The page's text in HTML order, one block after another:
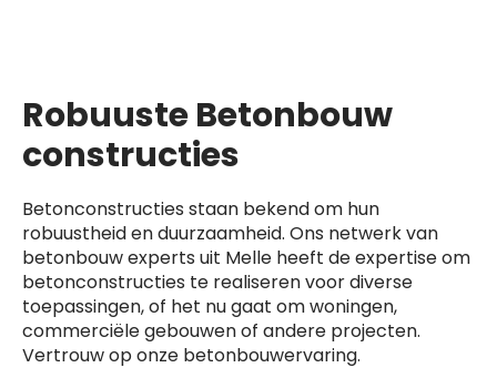
Robuuste Betonbouw
constructies
Betonconstructies staan bekend om hun
robuustheid en duurzaamheid. Ons netwerk van
betonbouw experts uit Melle heeft de expertise om
betonconstructies te realiseren voor diverse
toepassingen, of het nu gaat om woningen,
commerciële gebouwen of andere projecten.
Vertrouw op onze betonbouwervaring.